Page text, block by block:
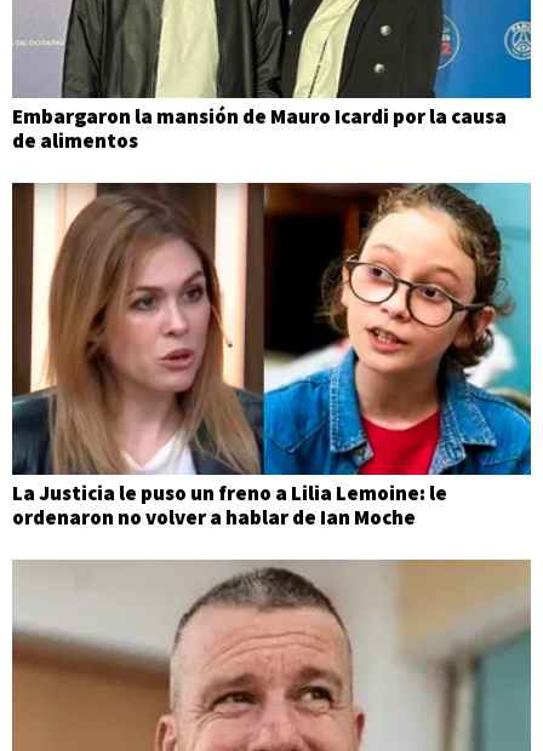
Embargaron la mansión de Mauro Icardi por la causa
de alimentos
La Justicia le puso un freno a Lilia Lemoine: le
ordenaron no volver a hablar de Ian Moche